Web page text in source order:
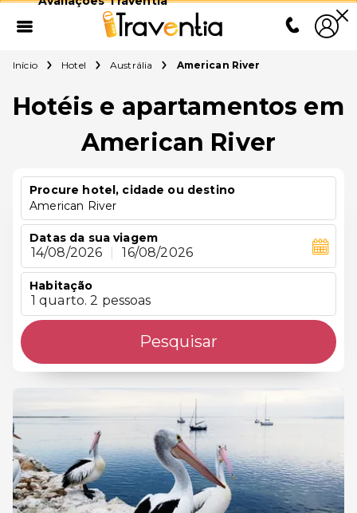
Início Hotel Austrália American River
Hotéis e apartamentos em
American River
Procure hotel, cidade ou destino
American River
Datas da sua viagem
14/08/2026 16/08/2026
Habitação
1 quarto. 2 pessoas
Pesquisar